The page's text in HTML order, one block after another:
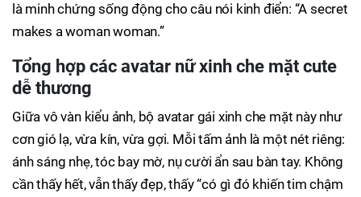
là minh chứng sống động cho câu nói kinh điển: “A secret
makes a woman woman.”
Tổng hợp các avatar nữ xinh che mặt cute
dễ thương
Giữa vô vàn kiểu ảnh, bộ avatar gái xinh che mặt này như
cơn gió lạ, vừa kín, vừa gợi. Mỗi tấm ảnh là một nét riêng:
ánh sáng nhẹ, tóc bay mờ, nụ cười ẩn sau bàn tay. Không
cần thấy hết, vẫn thấy đẹp, thấy “có gì đó khiến tim chậm